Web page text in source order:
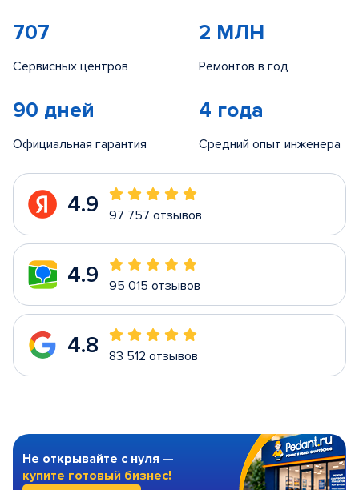
707
Сервисных центров
2 МЛН
Ремонтов в год
90 дней
Официальная гарантия
4 года
Средний опыт инженера
4.9 97 757 отзывов
4.9 95 015 отзывов
4.8 83 512 отзывов
Не открывайте с нуля —
купите готовый бизнес!